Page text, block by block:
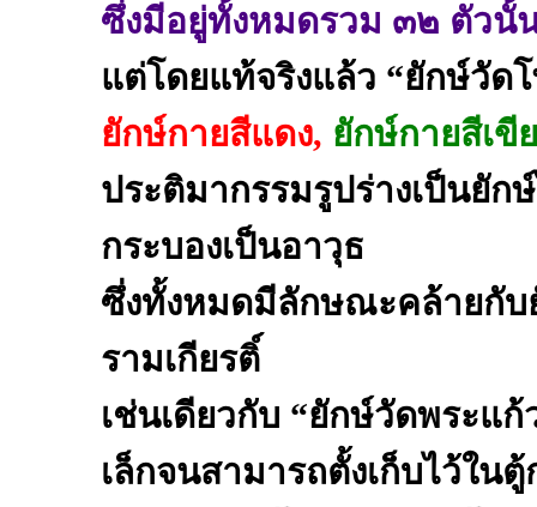
ซึ่งมีอยู่ทั้งหมดรวม ๓๒ ตัวนั้
แต่โดยแท้จริงแล้ว “ยักษ์วัด
ยักษ์กายสีแดง, ยักษ์กายสีเขี
ประติมากรรมรูปร่างเป็นยัก
กระบองเป็นอาวุธ
ซึ่งทั้งหมดมีลักษณะคล้ายกับ
รามเกียรติ์
เช่นเดียวกับ “ยักษ์วัดพระแ
เล็กจนสามารถตั้งเก็บไว้ใน